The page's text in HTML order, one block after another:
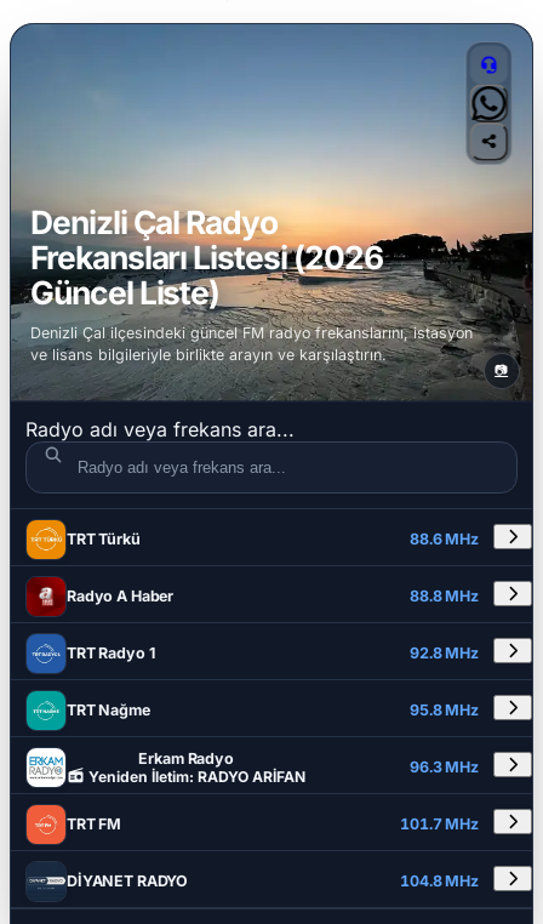
📷
Denizli Çal Radyo
Frekansları Listesi (2026
Güncel Liste)
Denizli Çal ilçesindeki güncel FM radyo frekanslarını, istasyon
ve lisans bilgileriyle birlikte arayın ve karşılaştırın.
Radyo adı veya frekans ara...
RADYO ADI DETAYLAR
TRT Türkü 88.6 MHz
Radyo A Haber 88.8 MHz
TRT Radyo 1 92.8 MHz
TRT Nağme 95.8 MHz
Erkam Radyo
Yeniden İletim: RADYO ARİFAN
96.3 MHz
TRT FM 101.7 MHz
DİYANET RADYO 104.8 MHz